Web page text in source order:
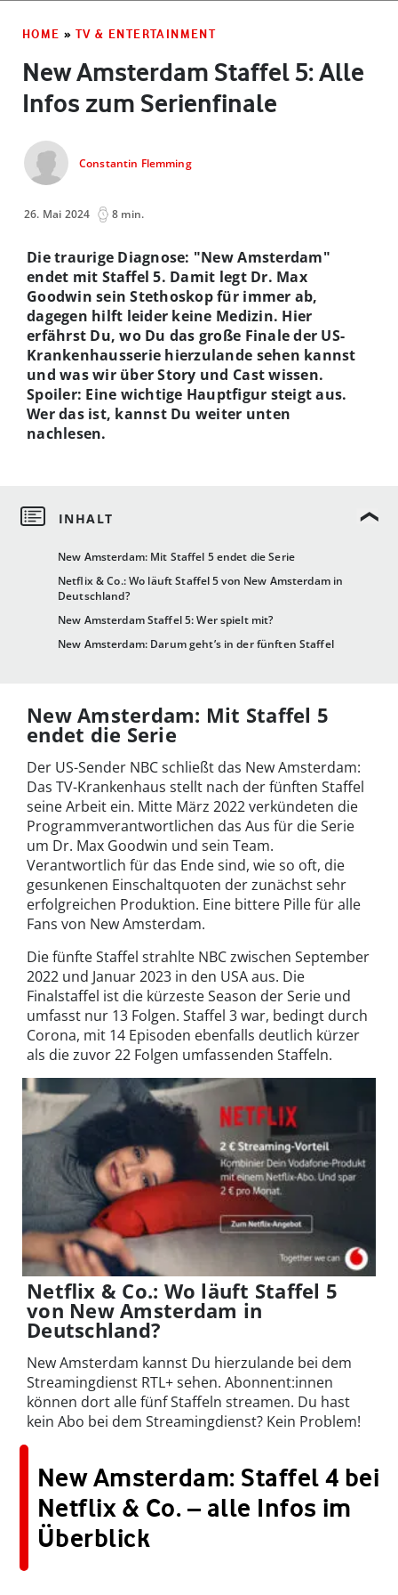
HOME » TV & ENTERTAINMENT
New Amsterdam Staffel 5: Alle
Infos zum Serienfinale
Constantin Flemming
26. Mai 2024 8 min.
New Amsterdam: Mit Staffel 5 endet die Serie
Netflix & Co.: Wo läuft Staffel 5 von New Amsterdam in
Deutschland?
New Amsterdam Staffel 5: Wer spielt mit?
New Amsterdam: Darum geht’s in der fünften Staffel
Die traurige Diagnose: "New Amsterdam"
endet mit Staffel 5. Damit legt Dr. Max
Goodwin sein Stethoskop für immer ab,
dagegen hilft leider keine Medizin. Hier
erfährst Du, wo Du das große Finale der US-
Krankenhausserie hierzulande sehen kannst
und was wir über Story und Cast wissen.
Spoiler: Eine wichtige Hauptfigur steigt aus.
Wer das ist, kannst Du weiter unten
nachlesen.
New Amsterdam: Mit Staffel 5
endet die Serie
Der US-Sender NBC schließt das New Amsterdam:
Das TV-Krankenhaus stellt nach der fünften Staffel
seine Arbeit ein. Mitte März 2022 verkündeten die
Programmverantwortlichen das Aus für die Serie
um Dr. Max Goodwin und sein Team.
Verantwortlich für das Ende sind, wie so oft, die
gesunkenen Einschaltquoten der zunächst sehr
erfolgreichen Produktion. Eine bittere Pille für alle
Fans von New Amsterdam.
Die fünfte Staffel strahlte NBC zwischen September
2022 und Januar 2023 in den USA aus. Die
Finalstaffel ist die kürzeste Season der Serie und
umfasst nur 13 Folgen. Staffel 3 war, bedingt durch
Corona, mit 14 Episoden ebenfalls deutlich kürzer
als die zuvor 22 Folgen umfassenden Staffeln.
Netflix & Co.: Wo läuft Staffel 5
von New Amsterdam in
Deutschland?
New Amsterdam kannst Du hierzulande bei dem
Streamingdienst RTL+ sehen. Abonnent:innen
können dort alle fünf Staffeln streamen. Du hast
kein Abo bei dem Streamingdienst? Kein Problem!
New Amsterdam: Staffel 4 bei
Netflix & Co. – alle Infos im
Überblick